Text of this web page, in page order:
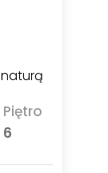
Piętro
6